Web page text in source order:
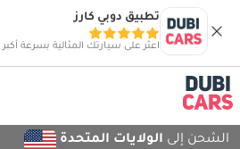
تطبيق دوبي كارز
اعثر على سيارتك المثالية بسرعة أكبر
الشحن إلى الولايات المتحدة